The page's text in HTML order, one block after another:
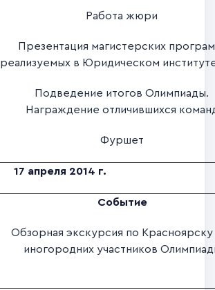
Работа жюри
Презентация магистерских
реализуемых в Юридическом
Подведение итогов Олимпиады.
Награждение отличившихся
Фуршет
17 апреля 2014 г.
Событие
Обзорная экскурсия по Красноярску
иногородних участников